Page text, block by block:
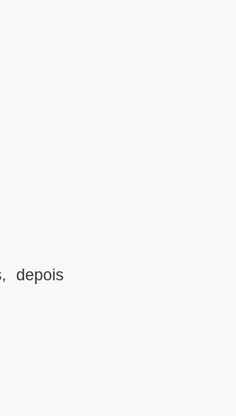
depois